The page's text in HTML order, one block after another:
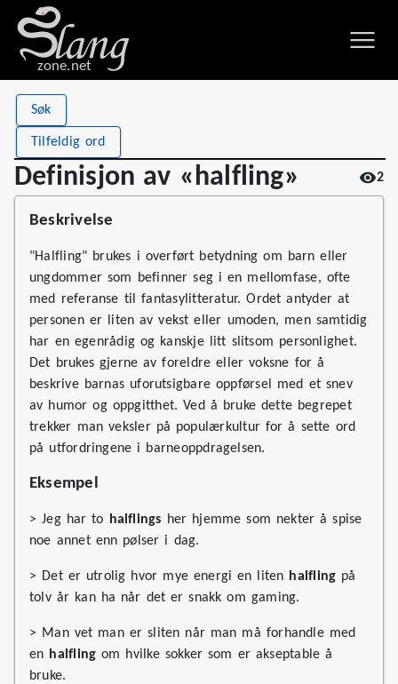
zone.net
Søk
Tilfeldig ord
Definisjon av «halfling» 2
Definisjon av «halfling»
Stat
Views
Definitions 1
2026
Beskrivelse
"Halfling" brukes i overført betydning om barn eller
ungdommer som befinner seg i en mellomfase, ofte
med referanse til fantasylitteratur. Ordet antyder at
personen er liten av vekst eller umoden, men samtidig
har en egenrådig og kanskje litt slitsom personlighet.
Det brukes gjerne av foreldre eller voksne for å
beskrive barnas uforutsigbare oppførsel med et snev
av humor og oppgitthet. Ved å bruke dette begrepet
trekker man veksler på populærkultur for å sette ord
på utfordringene i barneoppdragelsen.
Eksempel
> Jeg har to halflings her hjemme som nekter å spise
noe annet enn pølser i dag.
> Det er utrolig hvor mye energi en liten halfling på
tolv år kan ha når det er snakk om gaming.
> Man vet man er sliten når man må forhandle med
en halfling om hvilke sokker som er akseptable å
bruke.